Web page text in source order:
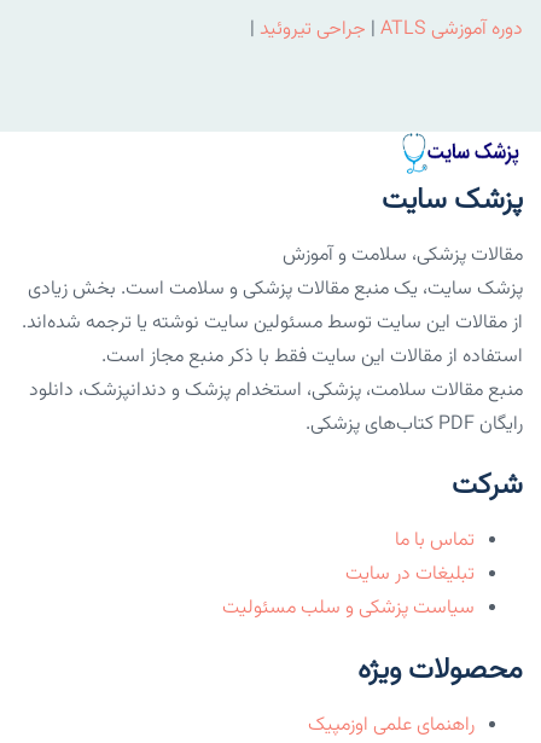
دوره آموزشی ATLS | جراحی تیروئید |
پزشک سایت
مقالات پزشکی، سلامت و آموزش
پزشک سایت، یک منبع مقالات پزشکی و سلامت است. بخش زیادی
از مقالات این سایت توسط مسئولین سایت نوشته یا ترجمه شده‌اند.
استفاده از مقالات این سایت فقط با ذکر منبع مجاز است.
منبع مقالات سلامت، پزشکی، استخدام پزشک و دندانپزشک، دانلود
رایگان PDF کتاب‌های پزشکی.
شرکت
تماس با ما
تبلیغات در سایت
سیاست پزشکی و سلب مسئولیت
محصولات ویژه
راهنمای علمی اوزمپیک